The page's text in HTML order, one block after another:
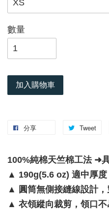
數量
加入購物車
分享 Tweet
100%純棉天竺棉工法 ➜
▲ 190g(5.6 oz) 適中厚
▲ 圓筒無側接縫線設計
▲ 衣領縱向裁剪，領口